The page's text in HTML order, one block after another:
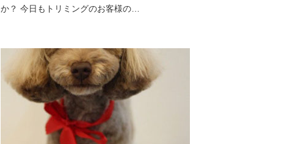
か？ 今日もトリミングのお客様の…